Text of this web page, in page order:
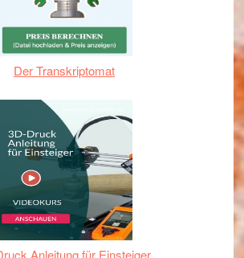
Der Transkriptomat
Anleitung für Einsteiger